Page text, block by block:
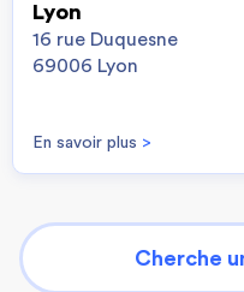
Lyon
16 rue Duquesne
69006 Lyon
En savoir plus >
Cherche